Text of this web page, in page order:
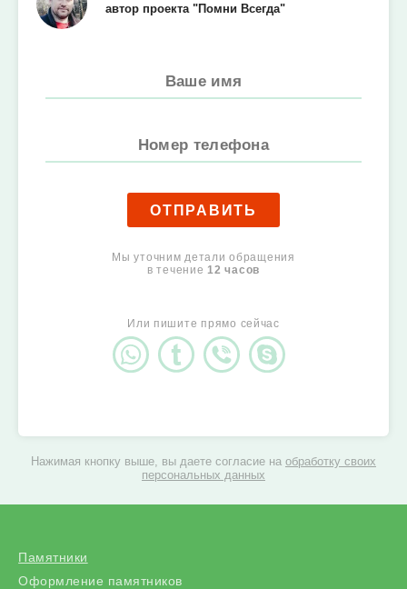
автор проекта "Помни Всегда"
ОТПРАВИТЬ
Мы уточним детали обращения
в течение 12 часов
Или пишите прямо сейчас
Нажимая кнопку выше, вы даете согласие на обработку своих
персональных данных
Памятники
Оформление памятников